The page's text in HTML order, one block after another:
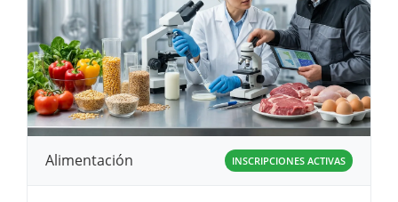
Alimentación INSCRIPCIONES ACTIVAS